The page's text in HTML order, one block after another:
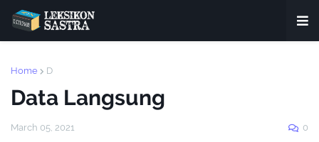
Home D
Data Langsung
March 05, 2021 0